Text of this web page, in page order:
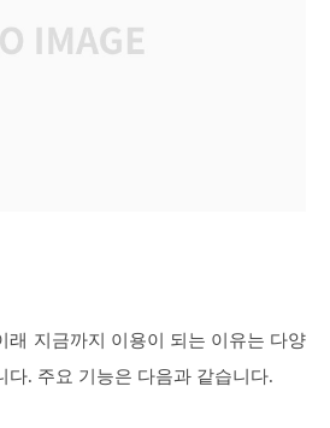
래 지금까지 이용이 되는 이유는 다양
다. 주요 기능은 다음과 같습니다.